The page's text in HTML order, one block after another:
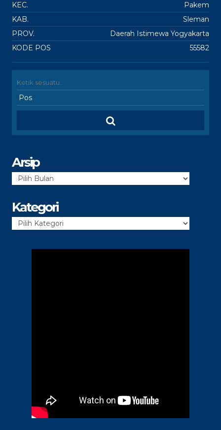
KEC.
Pakem
KAB.
Sleman
PROV.
Daerah Istimewa Yogyakarta
KODE POS
55582
Arsip
Arsip
Kategori
Kategori